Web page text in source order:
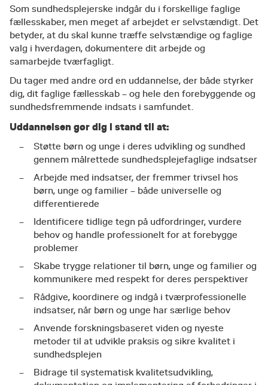
Som sundhedsplejerske indgår du i forskellige faglige
fællesskaber, men meget af arbejdet er selvstændigt. Det
betyder, at du skal kunne træffe selvstændige og faglige
valg i hverdagen, dokumentere dit arbejde og
samarbejde tværfagligt.
Du tager med andre ord en uddannelse, der både styrker
dig, dit faglige fællesskab – og hele den forebyggende og
sundhedsfremmende indsats i samfundet.
Uddannelsen gør dig i stand til at:
Støtte børn og unge i deres udvikling og sundhed
gennem målrettede sundhedsplejefaglige indsatser
Arbejde med indsatser, der fremmer trivsel hos
børn, unge og familier – både universelle og
differentierede
Identificere tidlige tegn på udfordringer, vurdere
behov og handle professionelt for at forebygge
problemer
Skabe trygge relationer til børn, unge og familier og
kommunikere med respekt for deres perspektiver
Rådgive, koordinere og indgå i tværprofessionelle
indsatser, når børn og unge har særlige behov
Anvende forskningsbaseret viden og nyeste
metoder til at udvikle praksis og sikre kvalitet i
sundhedsplejen
Bidrage til systematisk kvalitetsudvikling,